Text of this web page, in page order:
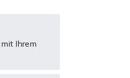
Ihrem